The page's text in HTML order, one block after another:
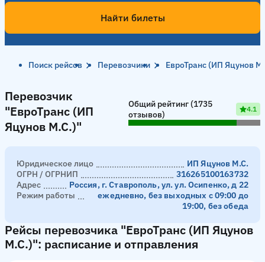
Найти билеты
Поиск рейсов Перевозчики ЕвроТранс (ИП Яцунов
Перевозчик "ЕвроТранс (ИП Яцунов М.С.)"
Перевозчик
"ЕвроТранс (ИП
Яцунов М.С.)"
Общий рейтинг (1735
отзывов)
4.1
Юридическое лицо
ИП Яцунов М.С.
ОГРН / ОГРНИП
316265100163732
Адрес
Россия, г. Ставрополь, ул. ул. Осипенко, д 22
Режим работы
ежедневно, без выходных с 09:00 до
19:00, без обеда
Рейсы перевозчика "ЕвроТранс (ИП Яцунов
М.С.)": расписание и отправления